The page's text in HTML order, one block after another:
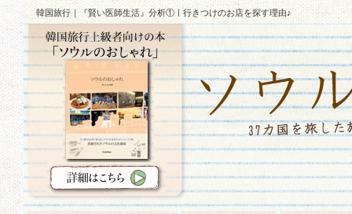
韓国旅行｜『賢い医師生活』分析①ㅣ行きつけのお店を探す理由♪